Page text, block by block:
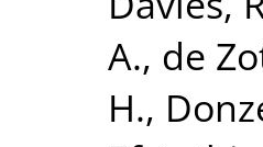
A., de
H.,